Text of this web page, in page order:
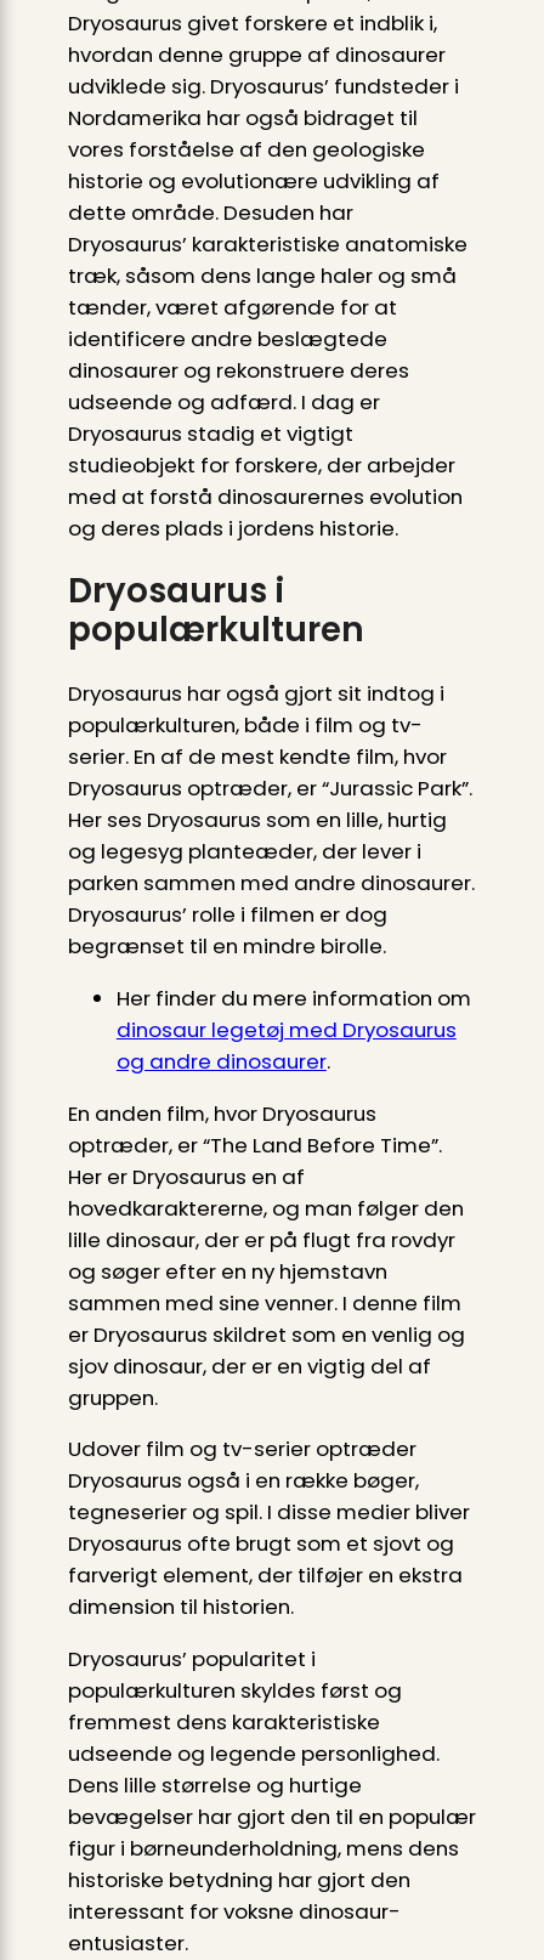
Dryosaurus givet forskere et indblik i,
hvordan denne gruppe af dinosaurer
udviklede sig. Dryosaurus’ fundsteder i
Nordamerika har også bidraget til
vores forståelse af den geologiske
historie og evolutionære udvikling af
dette område. Desuden har
Dryosaurus’ karakteristiske anatomiske
træk, såsom dens lange haler og små
tænder, været afgørende for at
identificere andre beslægtede
dinosaurer og rekonstruere deres
udseende og adfærd. I dag er
Dryosaurus stadig et vigtigt
studieobjekt for forskere, der arbejder
med at forstå dinosaurernes evolution
og deres plads i jordens historie.
Dryosaurus i
populærkulturen
Dryosaurus har også gjort sit indtog i
populærkulturen, både i film og tv-
serier. En af de mest kendte film, hvor
Dryosaurus optræder, er “Jurassic Park”.
Her ses Dryosaurus som en lille, hurtig
og legesyg planteæder, der lever i
parken sammen med andre dinosaurer.
Dryosaurus’ rolle i filmen er dog
begrænset til en mindre birolle.
Her finder du mere information om
dinosaur legetøj med Dryosaurus
og andre dinosaurer.
En anden film, hvor Dryosaurus
optræder, er “The Land Before Time”.
Her er Dryosaurus en af
hovedkaraktererne, og man følger den
lille dinosaur, der er på flugt fra rovdyr
og søger efter en ny hjemstavn
sammen med sine venner. I denne film
er Dryosaurus skildret som en venlig og
sjov dinosaur, der er en vigtig del af
gruppen.
Udover film og tv-serier optræder
Dryosaurus også i en række bøger,
tegneserier og spil. I disse medier bliver
Dryosaurus ofte brugt som et sjovt og
farverigt element, der tilføjer en ekstra
dimension til historien.
Dryosaurus’ popularitet i
populærkulturen skyldes først og
fremmest dens karakteristiske
udseende og legende personlighed.
Dens lille størrelse og hurtige
bevægelser har gjort den til en populær
figur i børneunderholdning, mens dens
historiske betydning har gjort den
interessant for voksne dinosaur-
entusiaster.